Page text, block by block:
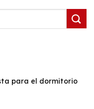
para el dormitorio